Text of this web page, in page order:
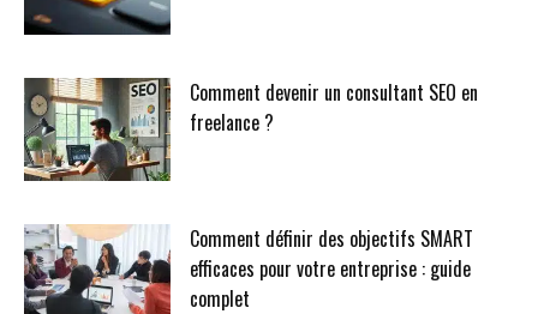
Comment devenir un consultant SEO en
freelance ?
Comment définir des objectifs SMART
efficaces pour votre entreprise : guide
complet